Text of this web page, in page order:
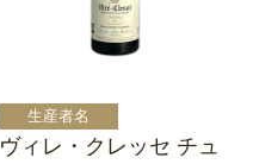
ヴィレ・クレッセ チュ